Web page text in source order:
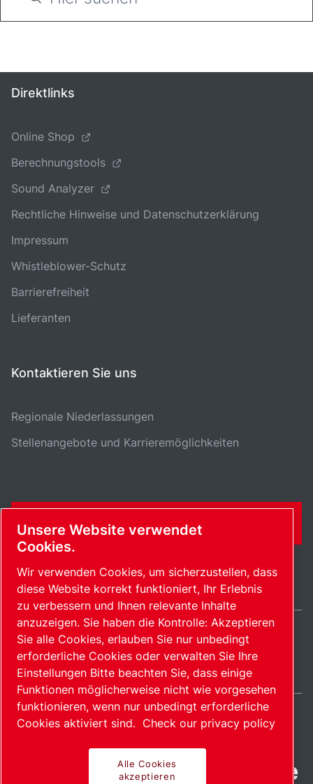
Direktlinks
Online Shop
Berechnungstools
Sound Analyzer
Rechtliche Hinweise und Datenschutzerklärung
Impressum
Whistleblower-Schutz
Barrierefreiheit
Lieferanten
Kontaktieren Sie uns
Regionale Niederlassungen
Stellenangebote und Karrieremöglichkeiten
KONTAKTFORMULAR
SitemapCookies verwalten© 2026 Copyright.
Germany / DE
Fortschrittliche Produkte
Unsere Website verwendet
Cookies.
Wir verwenden Cookies, um sicherzustellen, dass
diese Website korrekt funktioniert, Ihr Erlebnis
zu verbessern und Ihnen relevante Inhalte
anzuzeigen. Sie haben die Kontrolle: Akzeptieren
Sie alle Cookies, erlauben Sie nur unbedingt
erforderliche Cookies oder verwalten Sie Ihre
Einstellungen Bitte beachten Sie, dass einige
Funktionen möglicherweise nicht wie vorgesehen
funktionieren, wenn nur unbedingt erforderliche
Cookies aktiviert sind. Check our privacy policy
Alle Cookies
akzeptieren